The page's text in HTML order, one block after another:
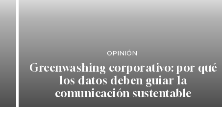
OPINIÓN
Greenwashing corporativo: por qué
los datos deben guiar la
comunicación sustentable